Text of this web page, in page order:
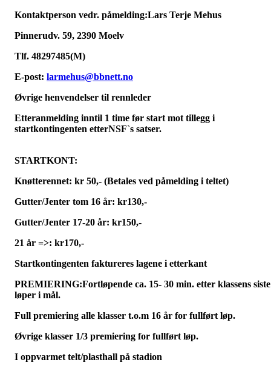
Kontaktperson vedr. påmelding:Lars Terje Mehus
Pinnerudv. 59, 2390 Moelv
Tlf. 48297485(M)
E-post: larmehus@bbnett.no
Øvrige henvendelser til rennleder
Etteranmelding inntil 1 time før start mot tillegg i
startkontingenten etterNSF`s satser.
STARTKONT:
Knøtterennet: kr 50,- (Betales ved påmelding i teltet)
Gutter/Jenter tom 16 år: kr130,-
Gutter/Jenter 17-20 år: kr150,-
21 år =>: kr170,-
Startkontingenten faktureres lagene i etterkant
PREMIERING:Fortløpende ca. 15- 30 min. etter klassens siste
løper i mål.
Full premiering alle klasser t.o.m 16 år for fullført løp.
Øvrige klasser 1/3 premiering for fullført løp.
I oppvarmet telt/plasthall på stadion